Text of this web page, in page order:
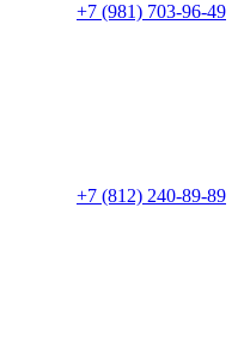
+7 (981) 703-96-49
+7 (812) 240-89-89